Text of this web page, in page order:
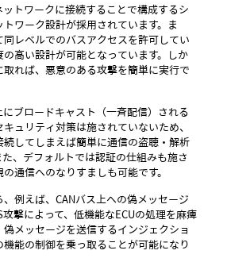
トワークに接続することで構成するシ
ワーク設計が採用されています。ま
レベルでのバスアクセスを許可してい
高い設計が可能となっています。しか
取れば、悪意のある攻撃を簡単に実行で
ブロードキャスト（一斉配信）される
ュリティ対策は施されていないため、
してしまえば簡単に通信の盗聴・解析
、デフォルトでは認証の仕組みも施さ
通信へのなりすましも可能です。
例えば、CANバス上への偽メッセージ
撃によって、低機能なECUの処理を麻痺
メッセージを送信するインジェクショ
能の制御を乗っ取ることが可能になり